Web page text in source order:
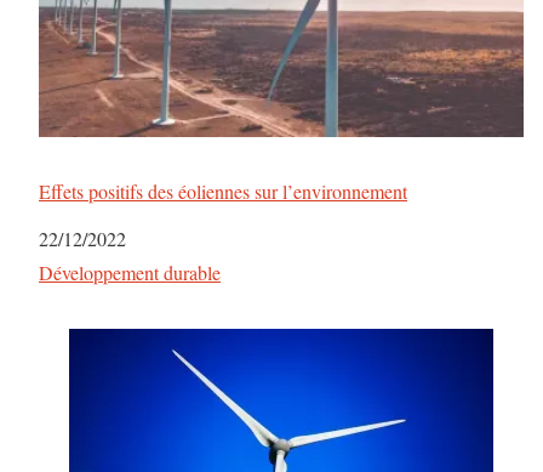
Effets positifs des éoliennes sur l’environnement
Date
22/12/2022
Par rapport à
Développement durable